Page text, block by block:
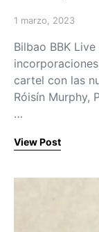
Posted on
1 marzo, 2023
Bilbao BBK
cartel con las
Róisín Murphy,
…
View Post